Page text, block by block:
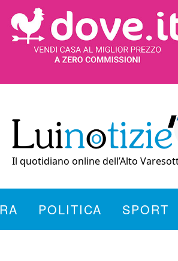
Il quotidiano online dell’Alto
POLITICA SPORT